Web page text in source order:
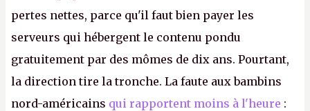
pertes nettes, parce qu'il faut bien payer les
serveurs qui hébergent le contenu pondu
gratuitement par des mômes de dix ans. Pourtant,
la direction tire la tronche. La faute aux bambins
nord-américains qui rapportent moins à l'heure :